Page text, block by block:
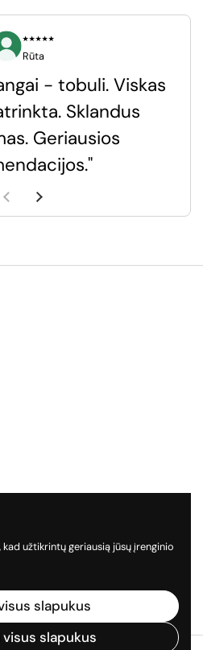
⭑⭑⭑⭑⭑
Rūta
- tobuli. Viskas
Sklandus
Geriausios
Ankstesnė skaidrė
Kita skaidrė
užtikrintų geriausią jūsų įrenginio
slapukus
slapukus